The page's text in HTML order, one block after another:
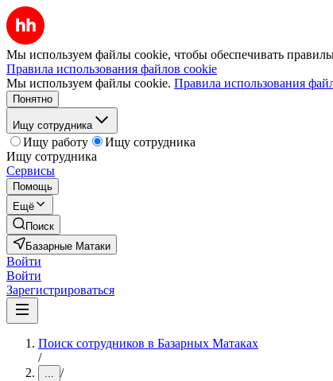
Мы используем файлы cookie, чтобы обеспечивать
Правила использования файлов cookie
Мы используем файлы cookie. Правила использования
Понятно
Ищу сотрудника
Ищу работу
Ищу сотрудника
Ищу сотрудника
Сервисы
Помощь
Ещё
Поиск
Базарные Матаки
Войти
Войти
Зарегистрироваться
Поиск сотрудников в Базарных Матаках
/
... /